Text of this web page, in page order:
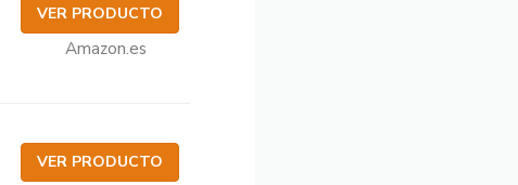
VER PRODUCTO
Amazon.es
VER PRODUCTO